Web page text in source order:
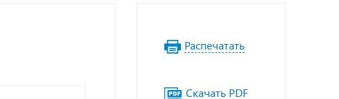
Распечатать
Скачать PDF